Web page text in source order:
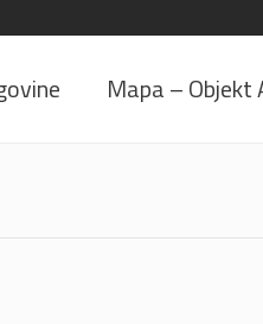
Mapa – Objekt